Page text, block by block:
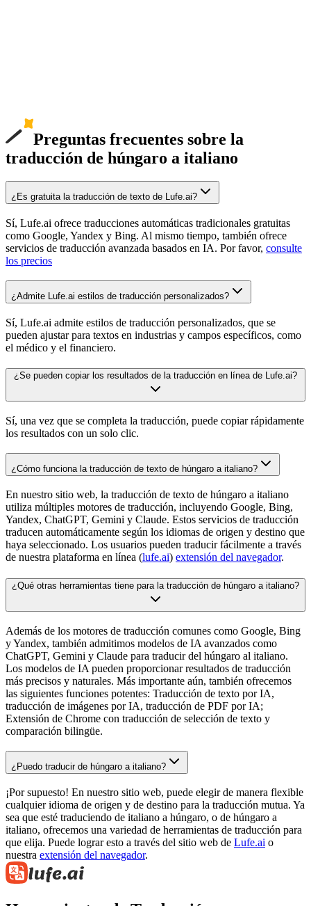
Preguntas frecuentes sobre la
traducción de húngaro a italiano
¿Es gratuita la traducción de texto de Lufe.ai?
Sí, Lufe.ai ofrece traducciones automáticas tradicionales gratuitas
como Google, Yandex y Bing. Al mismo tiempo, también ofrece
servicios de traducción avanzada basados en IA. Por favor, consulte
los precios
¿Admite Lufe.ai estilos de traducción personalizados?
Sí, Lufe.ai admite estilos de traducción personalizados, que se
pueden ajustar para textos en industrias y campos específicos, como
el médico y el financiero.
¿Se pueden copiar los resultados de la traducción en línea de Lufe.ai?
Sí, una vez que se completa la traducción, puede copiar rápidamente
los resultados con un solo clic.
¿Cómo funciona la traducción de texto de húngaro a italiano?
En nuestro sitio web, la traducción de texto de húngaro a italiano
utiliza múltiples motores de traducción, incluyendo Google, Bing,
Yandex, ChatGPT, Gemini y Claude. Estos servicios de traducción
traducen automáticamente según los idiomas de origen y destino que
haya seleccionado. Los usuarios pueden traducir fácilmente a través
de nuestra plataforma en línea (lufe.ai) extensión del navegador.
¿Qué otras herramientas tiene para la traducción de húngaro a italiano?
Además de los motores de traducción comunes como Google, Bing
y Yandex, también admitimos modelos de IA avanzados como
ChatGPT, Gemini y Claude para traducir del húngaro al italiano.
Los modelos de IA pueden proporcionar resultados de traducción
más precisos y naturales. Más importante aún, también ofrecemos
las siguientes funciones potentes: Traducción de texto por IA,
traducción de imágenes por IA, traducción de PDF por IA;
Extensión de Chrome con traducción de selección de texto y
comparación bilingüe.
¿Puedo traducir de húngaro a italiano?
¡Por supuesto! En nuestro sitio web, puede elegir de manera flexible
cualquier idioma de origen y de destino para la traducción mutua. Ya
sea que esté traduciendo de italiano a húngaro, o de húngaro a
italiano, ofrecemos una variedad de herramientas de traducción para
que elija. Puede lograr esto a través del sitio web de Lufe.ai o
nuestra extensión del navegador.